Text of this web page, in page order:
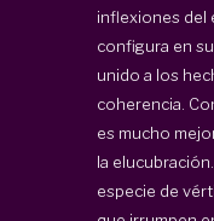
inflexiones del
configura en
unido a los
coherencia.
es mucho
la
especie de